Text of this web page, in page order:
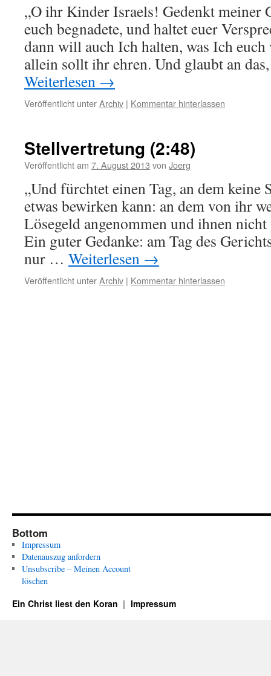
„O ihr Kinder Israels! Gedenkt meiner
euch begnadete, und haltet euer
dann will auch Ich halten, was Ich
allein sollt ihr ehren. Und glaubt an
Weiterlesen →
Veröffentlicht unterArchiv | Kommentar hinterlassen
Stellvertretung (2:48)
Veröffentlicht am 7. August 2013 von Joerg
„Und fürchtet einen Tag, an dem keine
etwas bewirken kann: an dem von ihr
Lösegeld angenommen und ihnen
Ein guter Gedanke: am Tag des
nur … Weiterlesen →
Veröffentlicht unterArchiv | Kommentar hinterlassen
Bottom
Impressum
Datenauszug anfordern
Unsubscribe – Meinen Account
löschen
Ein Christ liest den Koran Impressum